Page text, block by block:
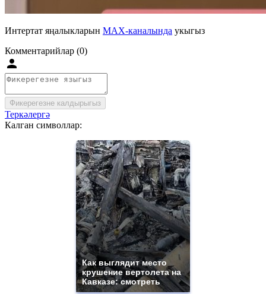
Интертат яңалыкларын MAX-каналында укыгыз
Комментарийлар (0)
Фикерегезне калдырыгыз
Теркәлергә
Калган символлар:
Как выглядит место
крушение вертолета на
Кавказе: смотреть